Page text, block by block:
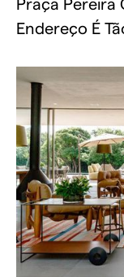
Praça Pereira
Endereço É